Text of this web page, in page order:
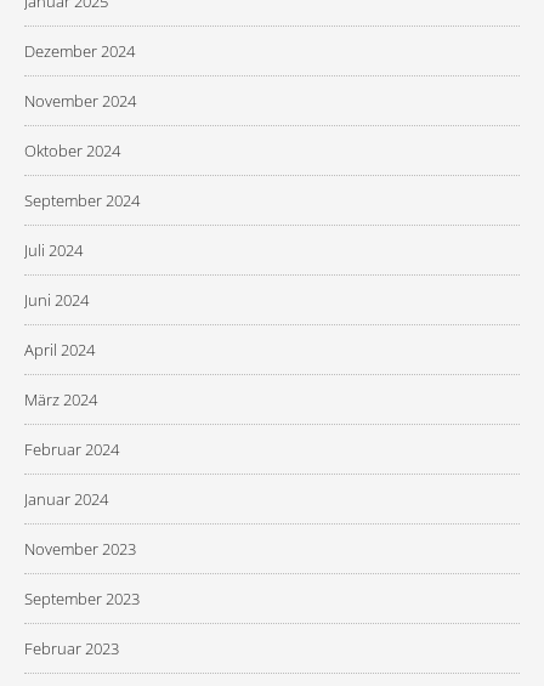
Dezember 2024
November 2024
Oktober 2024
September 2024
Juli 2024
Juni 2024
April 2024
März 2024
Februar 2024
Januar 2024
November 2023
September 2023
Februar 2023